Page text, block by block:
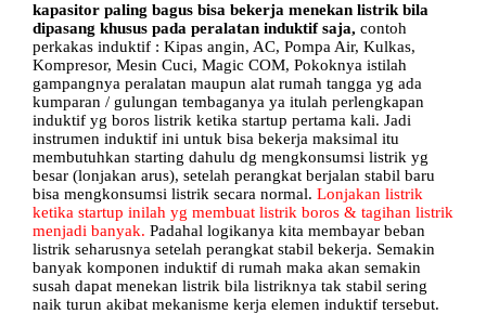
kapasitor paling bagus bisa bekerja menekan listrik bila
dipasang khusus pada peralatan induktif saja, contoh
perkakas induktif : Kipas angin, AC, Pompa Air, Kulkas,
Kompresor, Mesin Cuci, Magic COM, Pokoknya istilah
gampangnya peralatan maupun alat rumah tangga yg ada
kumparan / gulungan tembaganya ya itulah perlengkapan
induktif yg boros listrik ketika startup pertama kali. Jadi
instrumen induktif ini untuk bisa bekerja maksimal itu
membutuhkan starting dahulu dg mengkonsumsi listrik yg
besar (lonjakan arus), setelah perangkat berjalan stabil baru
bisa mengkonsumsi listrik secara normal. Lonjakan listrik
ketika startup inilah yg membuat listrik boros & tagihan listrik
menjadi banyak. Padahal logikanya kita membayar beban
listrik seharusnya setelah perangkat stabil bekerja. Semakin
banyak komponen induktif di rumah maka akan semakin
susah dapat menekan listrik bila listriknya tak stabil sering
naik turun akibat mekanisme kerja elemen induktif tersebut.